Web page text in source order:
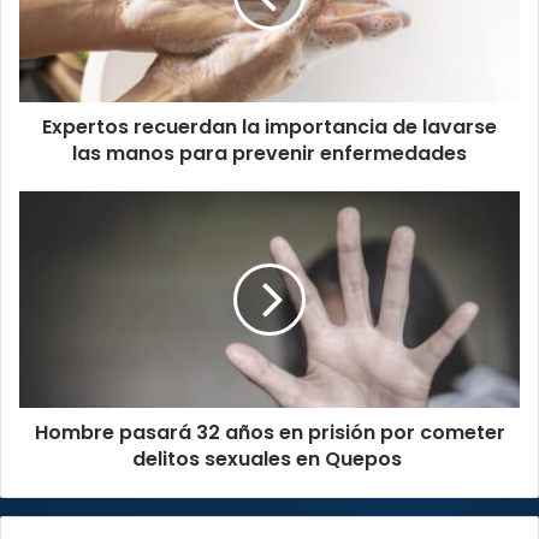
lavarse
manos
para
prevenir
enfermedades
Expertos recuerdan la importancia de lavarse
las manos para prevenir enfermedades
delitos
sexuales
Hombre pasará 32 años en prisión por cometer
delitos sexuales en Quepos